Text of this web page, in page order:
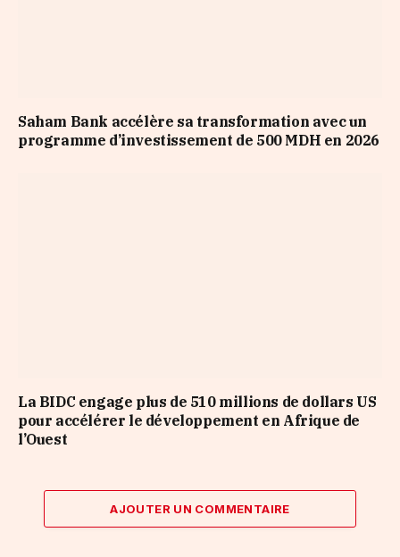
Saham Bank accélère sa transformation avec un
programme d’investissement de 500 MDH en 2026
La BIDC engage plus de 510 millions de dollars US
pour accélérer le développement en Afrique de
l’Ouest
AJOUTER UN COMMENTAIRE